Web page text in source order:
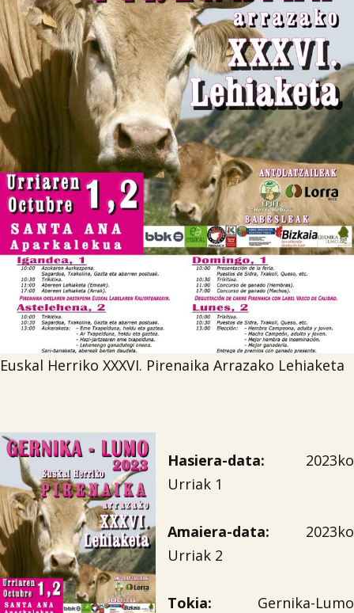
Iragarki-taula
Lursail Market
Euskal Herriko XXXVI. Pirenaika Arrazako Lehiaketa
Hasiera-data: 2023ko
Urriak 1
Amaiera-data: 2023ko
Urriak 2
Tokia: Gernika-Lumo